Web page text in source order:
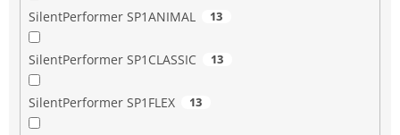
SilentPerformer SP1ANIMAL 13
SilentPerformer SP1CLASSIC 13
SilentPerformer SP1FLEX 13